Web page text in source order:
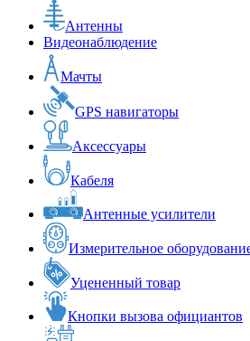
Антенны
Видеонаблюдение
Мачты
GPS навигаторы
Аксессуары
Кабеля
Антенные усилители
Измерительное
Уцененный товар
Кнопки вызова официантов